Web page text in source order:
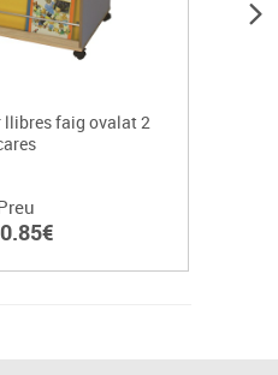
llibres faig ovalat 2